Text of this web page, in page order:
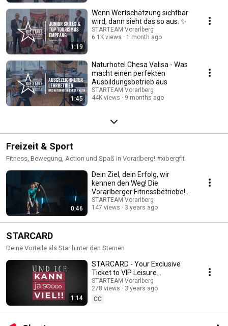
1:19
Wenn Wertschätzung sichtbar
wird, dann sieht das so aus. ✨
STARTEAM Vorarlberg
6.1K views
1 month ago
1:45
Naturhotel Chesa Valisa - Was
macht einen perfekten
Ausbildungsbetrieb aus
STARTEAM Vorarlberg
44K views
9 months ago
Freizeit & Sport
Fitness, Bewegung, Action und Spaß in Vorarlberg! #xibergfit
0:46
Dein Ziel, dein Erfolg, wir
kennen den Weg! Die
Vorarlberger Fitnessbetriebe!
💪 #xibergfit
STARTEAM Vorarlberg
147 views
3 years ago
STARCARD
Deine Vorteile als Star hinter den Sternen
1:14
STARCARD - Your Exclusive
Ticket to VIP Leisure
Experience!
STARTEAM Vorarlberg
278 views
3 years ago
CC